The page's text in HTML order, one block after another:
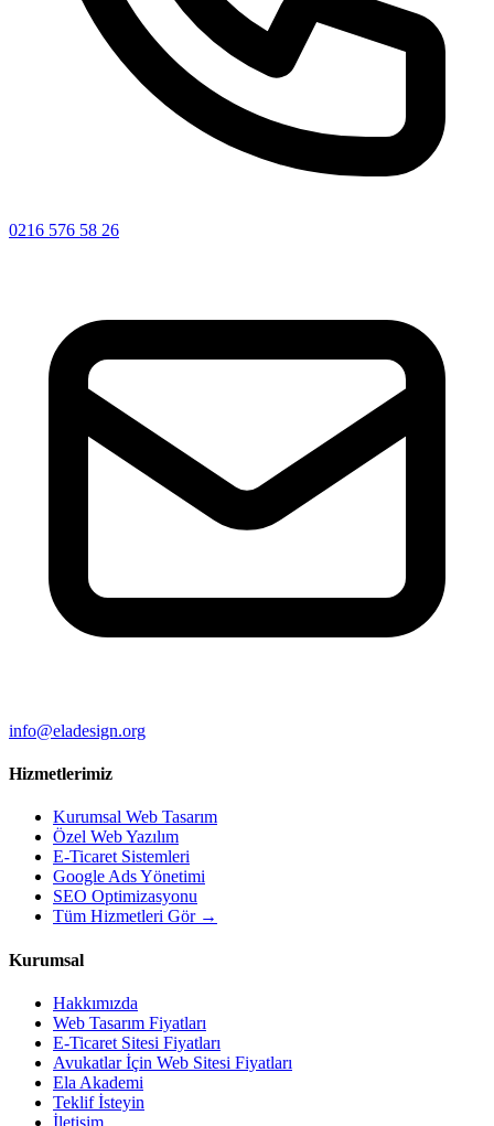
0216 576 58 26
info@eladesign.org
Hizmetlerimiz
Kurumsal Web Tasarım
Özel Web Yazılım
E-Ticaret Sistemleri
Google Ads Yönetimi
SEO Optimizasyonu
Tüm Hizmetleri Gör →
Kurumsal
Hakkımızda
Web Tasarım Fiyatları
E-Ticaret Sitesi Fiyatları
Avukatlar İçin Web Sitesi Fiyatları
Ela Akademi
Teklif İsteyin
İletişim